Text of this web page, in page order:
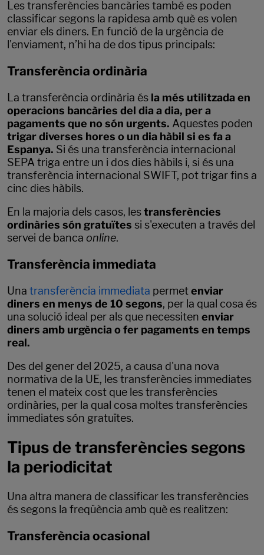
Les transferències bancàries també es poden
classificar segons la rapidesa amb què es volen
enviar els diners. En funció de la urgència de
l'enviament, n’hi ha de dos tipus principals:
Transferència ordinària
La transferència ordinària és la més utilitzada en
operacions bancàries del dia a dia, per a
pagaments que no són urgents. Aquestes poden
trigar diverses hores o un dia hàbil si es fa a
Espanya. Si és una transferència internacional
SEPA triga entre un i dos dies hàbils i, si és una
transferència internacional SWIFT, pot trigar fins a
cinc dies hàbils.
En la majoria dels casos, lestransferències
ordinàries són gratuïtes si s'executen a través del
servei de banca online.
Transferència immediata
Una transferència immediata permetenviar
diners en menys de 10 segons, per la qual cosa és
una solució ideal per als que necessiten enviar
diners amb urgència o fer pagaments en temps
real.
Des del gener del 2025, a causa d'una nova
normativa de la UE, les transferències immediates
tenen el mateix cost que les transferències
ordinàries, per la qual cosa moltes transferències
immediates són gratuïtes.
Tipus de transferències segons
la periodicitat
Una altra manera de classificar les transferències
és segons la freqüència amb què es realitzen:
Transferència ocasional